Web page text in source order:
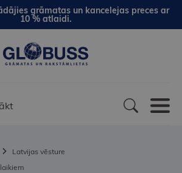
grāmatas un kancelejas preces ar
10 % atlaidi.
Latvijas vēsture